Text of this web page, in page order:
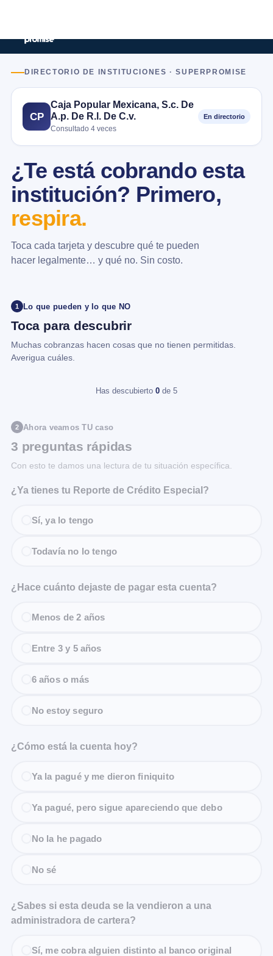
DIRECTORIO DE INSTITUCIONES · SUPERPROMISE
CP
Caja Popular Mexicana, S.c. De
A.p. De R.l. De C.v.
Consultado 4 veces
En directorio
¿Te está cobrando esta
institución? Primero,
respira.
Toca cada tarjeta y descubre qué te pueden
hacer legalmente… y qué no. Sin costo.
1 Lo que pueden y lo que NO
Toca para descubrir
Muchas cobranzas hacen cosas que no tienen permitidas.
Averigua cuáles.
Has descubierto 0 de 5
2 Ahora veamos TU caso
3 preguntas rápidas
Con esto te damos una lectura de tu situación específica.
¿Ya tienes tu Reporte de Crédito Especial?
Sí, ya lo tengo
Todavía no lo tengo
¿Hace cuánto dejaste de pagar esta cuenta?
Menos de 2 años
Entre 3 y 5 años
6 años o más
No estoy seguro
¿Cómo está la cuenta hoy?
Ya la pagué y me dieron finiquito
Ya pagué, pero sigue apareciendo que debo
No la he pagado
No sé
¿Sabes si esta deuda se la vendieron a una
administradora de cartera?
Sí, me cobra alguien distinto al banco original